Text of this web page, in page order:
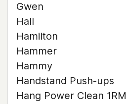
Gwen
Hall
Hamilton
Hammer
Hammy
Handstand Push-ups
Hang Power Clean 1RM